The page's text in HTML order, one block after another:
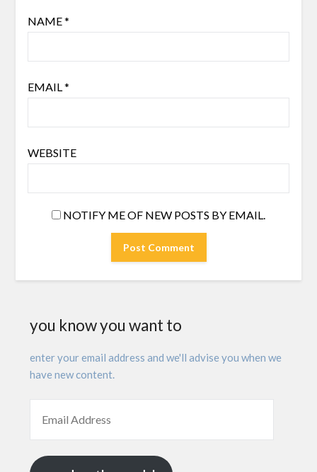
NAME*
EMAIL *
WEBSITE
NOTIFY ME OF NEW POSTS BY EMAIL.
you know you want to
enter your email address and we'll advise you when we
have new content.